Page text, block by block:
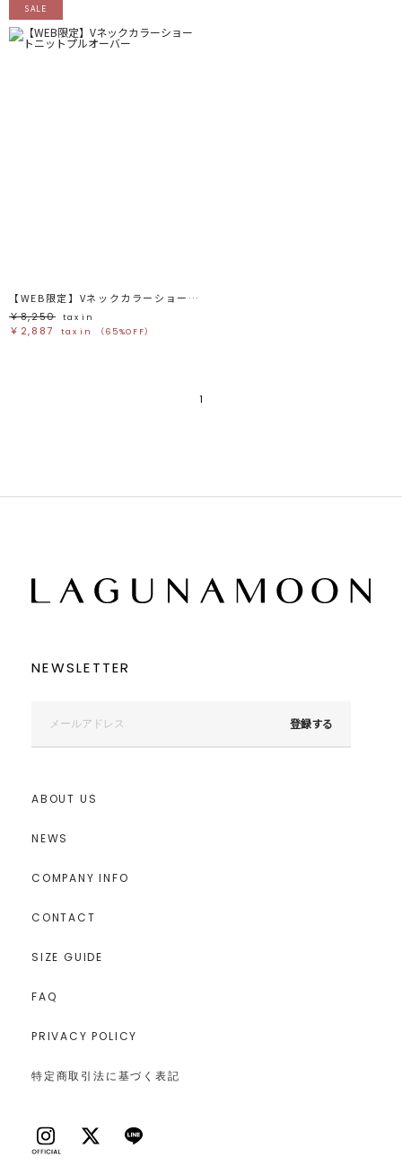
SALE
【WEB限定】Vネックカラーショートニットプルオーバー
￥8,250
tax in
￥2,887 tax in （65%OFF）
1
NEWSLETTER
登録する
ABOUT US
NEWS
COMPANY INFO
CONTACT
SIZE GUIDE
FAQ
PRIVACY POLICY
特定商取引法に基づく表記